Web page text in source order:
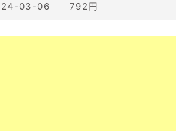
03-06 792円